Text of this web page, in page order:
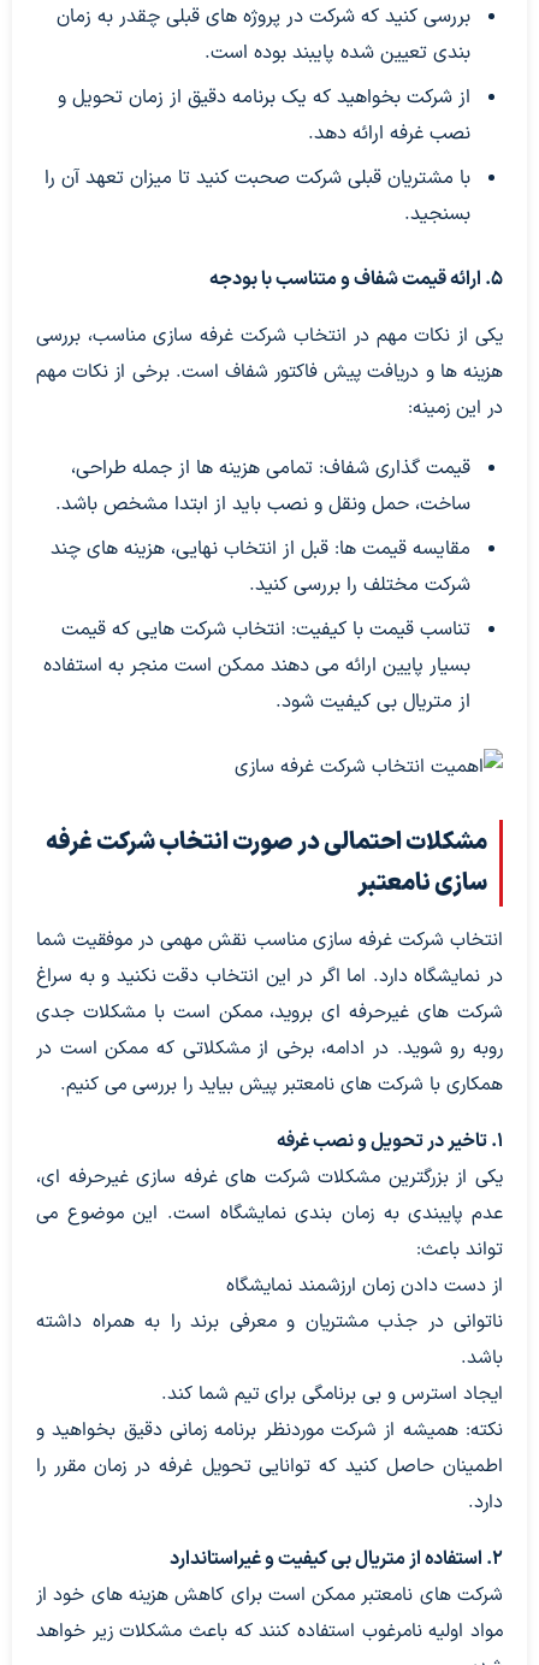
بررسی کنید که شرکت در پروژه های قبلی چقدر به زمان
بندی تعیین شده پایبند بوده است.
از شرکت بخواهید که یک برنامه دقیق از زمان تحویل و
نصب غرفه ارائه دهد.
با مشتریان قبلی شرکت صحبت کنید تا میزان تعهد آن را
بسنجید.
5. ارائه قیمت شفاف و متناسب با بودجه
یکی از نکات مهم در انتخاب شرکت غرفه سازی مناسب، بررسی
هزینه ها و دریافت پیش فاکتور شفاف است. برخی از نکات مهم
در این زمینه:
قیمت گذاری شفاف: تمامی هزینه ها از جمله طراحی،
ساخت، حمل ونقل و نصب باید از ابتدا مشخص باشد.
مقایسه قیمت ها: قبل از انتخاب نهایی، هزینه های چند
شرکت مختلف را بررسی کنید.
تناسب قیمت با کیفیت: انتخاب شرکت هایی که قیمت
بسیار پایین ارائه می دهند ممکن است منجر به استفاده
از متریال بی کیفیت شود.
مشکلات احتمالی در صورت انتخاب شرکت غرفه
سازی نامعتبر
انتخاب شرکت غرفه سازی مناسب نقش مهمی در موفقیت شما
در نمایشگاه دارد. اما اگر در این انتخاب دقت نکنید و به سراغ
شرکت های غیرحرفه ای بروید، ممکن است با مشکلات جدی
روبه رو شوید. در ادامه، برخی از مشکلاتی که ممکن است در
همکاری با شرکت های نامعتبر پیش بیاید را بررسی می کنیم.
۱. تاخیر در تحویل و نصب غرفه
یکی از بزرگترین مشکلات شرکت های غرفه سازی غیرحرفه ای،
عدم پایبندی به زمان بندی نمایشگاه است. این موضوع می
تواند باعث:
از دست دادن زمان ارزشمند نمایشگاه
ناتوانی در جذب مشتریان و معرفی برند را به همراه داشته
باشد.
ایجاد استرس و بی برنامگی برای تیم شما کند.
نکته: همیشه از شرکت موردنظر برنامه زمانی دقیق بخواهید و
اطمینان حاصل کنید که توانایی تحویل غرفه در زمان مقرر را
دارد.
۲. استفاده از متریال بی کیفیت و غیراستاندارد
شرکت های نامعتبر ممکن است برای کاهش هزینه های خود از
مواد اولیه نامرغوب استفاده کنند که باعث مشکلات زیر خواهد